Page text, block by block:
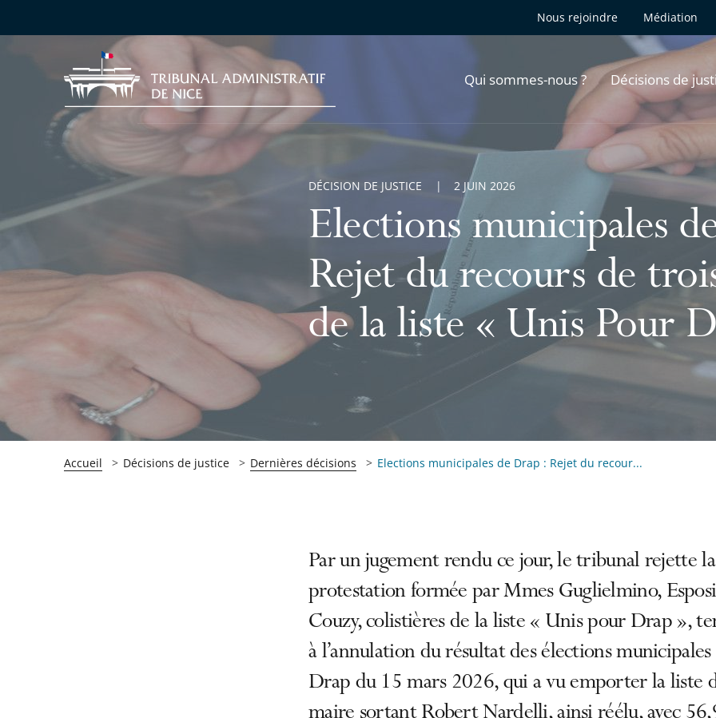
Nous rejoindre Médiation
Qui sommes-nous ? Décisions de
Elections municipales
Rejet du recours de
de la liste « Unis Pour
DÉCISION DE JUSTICE 2 JUIN 2026
Accueil Décisions de justice Dernières décisions Elections municipales de Drap : Rejet du recour...
Par un jugement rendu ce jour, le tribunal rejette la
protestation formée par Mmes Guglielmino,
Couzy, colistières de la liste « Unis pour Drap »,
à l’annulation du résultat des élections municipales
Drap du 15 mars 2026, qui a vu emporter la liste